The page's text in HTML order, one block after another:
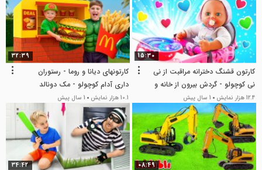
15:30
کارتون قشنگ دخترانه مراقبت از نی
نی کوچولو - گردش بیرون از خانه و
آشپزی با اسلایم
12.4 هزار نمایش 1 سال پیش
32:39
کارتونهای دیانا و روما - رستوران
داری آدام کوچولو - مک دونالد
10.1 هزار نمایش 1 سال پیش
08:49
34:42